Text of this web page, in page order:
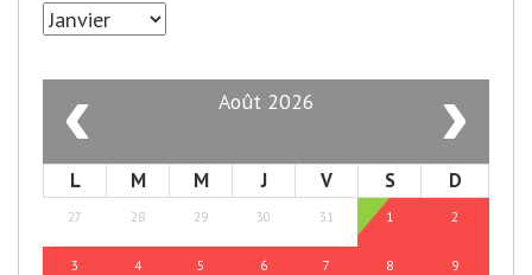
‹ Août 2026 ›
L M M J V S D
27 28 29 30 31 1 2
3 4 5 6 7 8 9